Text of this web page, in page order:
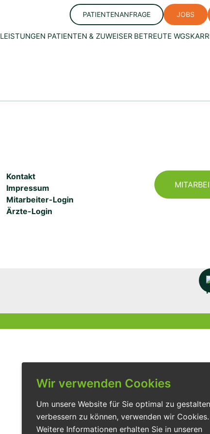
PATIENTENANFRAGE JOBS
LEISTUNGEN PATIENTEN & ZUWEISER BETREUTE WGS
Kontakt
Impressum
Mitarbeiter-Login
Ärzte-Login
Wir verwenden Cookies
Um unsere Website für Sie optimal zu
verbessern zu können, verwenden wir Cookies.
Weitere Informationen erhalten Sie in unseren